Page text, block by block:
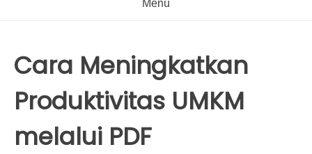
Menu
Cara Meningkatkan
Produktivitas UMKM
melalui PDF